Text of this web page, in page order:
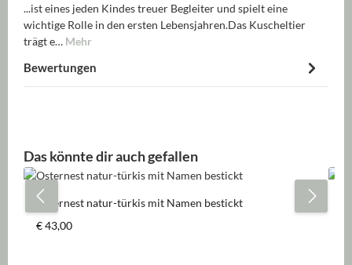
...ist eines jeden Kindes treuer Begleiter und spielt eine
wichtige Rolle in den ersten Lebensjahren.Das Kuscheltier
trägt e… Mehr
Bewertungen
Produktgalerie überspringen
Das könnte dir auch gefallen
Osternest natur-türkis mit Namen bestickt
Regulärer Preis:
€ 43,00